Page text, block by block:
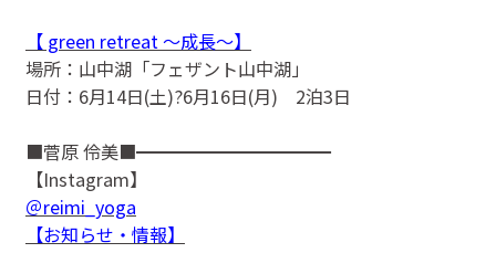
【 green retreat 〜成長〜】
場所：山中湖「フェザント山中湖」
日付：6月14日(土)?6月16日(月) 2泊3日
■菅原 伶美■━━━━━━━━━━━
【Instagram】
＠reimi_yoga
【お知らせ・情報】